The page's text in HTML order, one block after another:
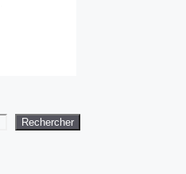
Rechercher